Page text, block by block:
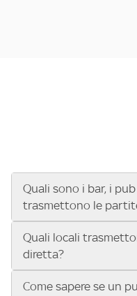
Quali sono i bar, i
trasmettono le
Se cerchi un bar, pub,
vedere le partite di Serie A
UEFA Champions
Conference League, il
Quali locali
diretta?
Vuoi sapere quali bar,
Come sapere se un